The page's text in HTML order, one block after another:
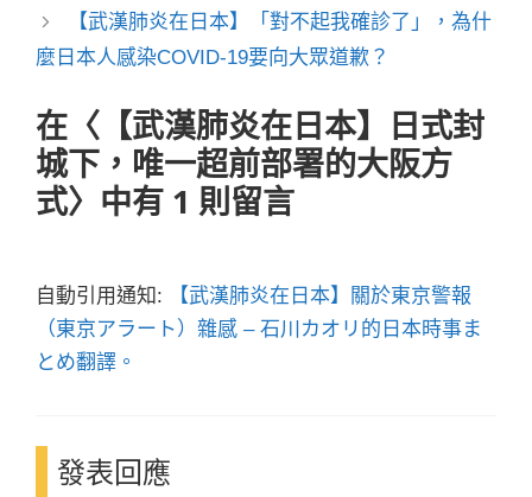
【武漢肺炎在日本】「對不起我確診了」，為什
麼日本人感染COVID-19要向大眾道歉？
在〈【武漢肺炎在日本】日式封
城下，唯一超前部署的大阪方
式〉中有 1 則留言
自動引用通知:
【武漢肺炎在日本】關於東京警報
（東京アラート）雜感 – 石川カオリ的日本時事ま
とめ翻譯。
發表回應